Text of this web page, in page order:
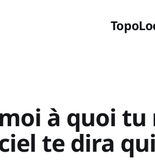
à quoi tu
te dira